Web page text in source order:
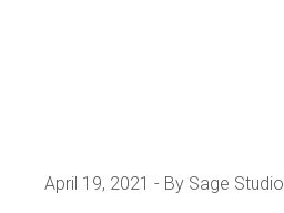
April 19, 2021 By Sage Studio